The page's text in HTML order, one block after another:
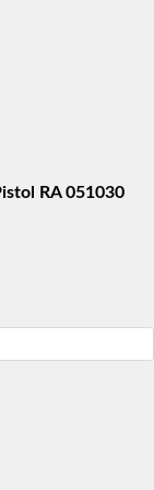
RA 051030